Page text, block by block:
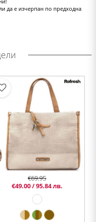
да е изчерпан по предходна
€69.95
€49.00 / 95.84 лв.